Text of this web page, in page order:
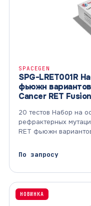
SPACEGEN
SPG-LRET001R
фьюжн
Cancer RET
20 тестов Набор на
рефрактерных
RET фьюжн
По запросу
НОВИНКА